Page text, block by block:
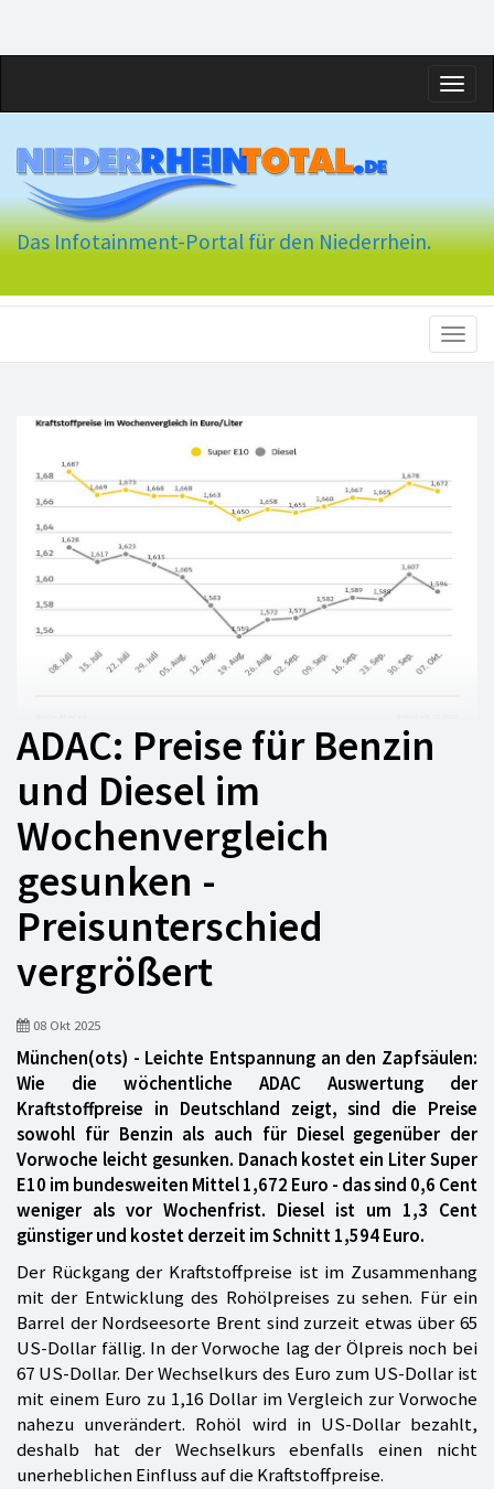
Das Infotainment-Portal für den Niederrhein.
ADAC: Preise für Benzin
und Diesel im
Wochenvergleich
gesunken -
Preisunterschied
vergrößert
08 Okt 2025
München(ots) - Leichte Entspannung an den Zapfsäulen:
Wie die wöchentliche ADAC Auswertung der
Kraftstoffpreise in Deutschland zeigt, sind die Preise
sowohl für Benzin als auch für Diesel gegenüber der
Vorwoche leicht gesunken. Danach kostet ein Liter Super
E10 im bundesweiten Mittel 1,672 Euro - das sind 0,6 Cent
weniger als vor Wochenfrist. Diesel ist um 1,3 Cent
günstiger und kostet derzeit im Schnitt 1,594 Euro.
Der Rückgang der Kraftstoffpreise ist im Zusammenhang
mit der Entwicklung des Rohölpreises zu sehen. Für ein
Barrel der Nordseesorte Brent sind zurzeit etwas über 65
US-Dollar fällig. In der Vorwoche lag der Ölpreis noch bei
67 US-Dollar. Der Wechselkurs des Euro zum US-Dollar ist
mit einem Euro zu 1,16 Dollar im Vergleich zur Vorwoche
nahezu unverändert. Rohöl wird in US-Dollar bezahlt,
deshalb hat der Wechselkurs ebenfalls einen nicht
unerheblichen Einfluss auf die Kraftstoffpreise.